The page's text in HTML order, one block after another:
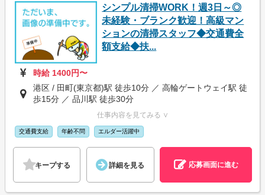
シンプル清掃WORK！週3日～◎
未経験・ブランク歓迎！高級マン
ションの清掃スタッフ◆交通費全
額支給◆扶...
時給 1400円〜
港区 / 田町(東京都)駅 徒歩10分 ／ 高輪ゲートウェイ駅 徒
歩15分 ／ 品川駅 徒歩30分
仕事内容を見てみる ∨
交通費支給 年齢不問 エルダー活躍中
キープする 詳細を見る 応募画面に進む